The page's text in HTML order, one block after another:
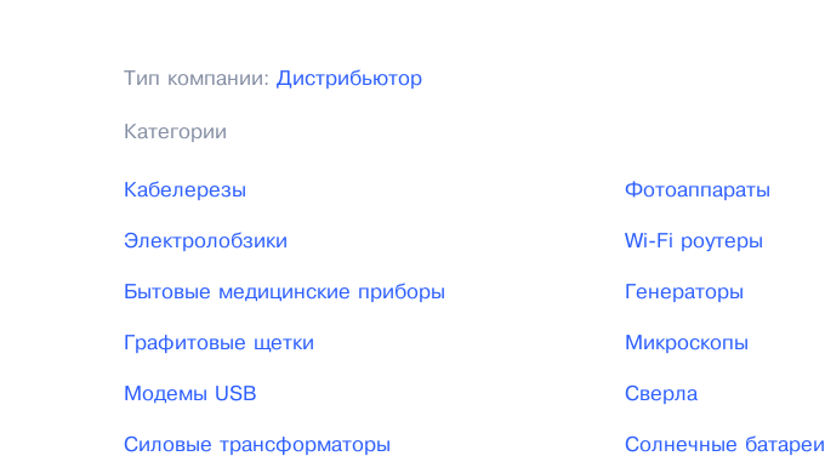
Тип компании: Дистрибьютор
Категории
Кабелерезы Фотоаппараты
Электролобзики Wi-Fi роутеры
Бытовые медицинские приборы Генераторы
Графитовые щетки Микроскопы
Модемы USB Сверла
Силовые трансформаторы Солнечные батареи